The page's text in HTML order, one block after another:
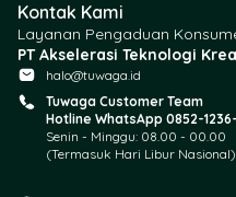
Kontak Kami
Layanan Pengaduan
PT Akselerasi Teknologi
halo@tuwaga.id
Tuwaga Customer Team
Hotline WhatsApp 0852-
Senin - Minggu: 08.00 - 00.00
(Termasuk Hari Libur Nasional)